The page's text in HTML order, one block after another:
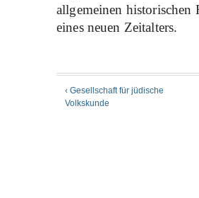
allgemeinen historischen
eines neuen Zeitalters.
‹ Gesellschaft für jüdische
Volkskunde